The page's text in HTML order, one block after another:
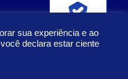
| Santa Clara Manufatura e
sua experiência e ao
declara estar ciente